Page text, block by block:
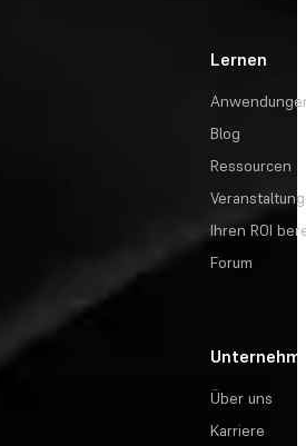
Lernen
Blog
Ressourcen
Ihren ROI
Forum
Über uns
Karriere